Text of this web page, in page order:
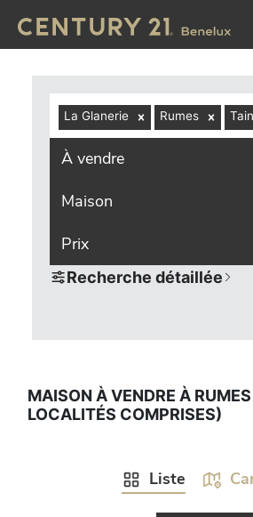
La Glanerie Rumes
À vendre
Maison
Prix
Recherche détaillée
MAISON À VENDRE À
LOCALITÉS COMPRISES)
Liste